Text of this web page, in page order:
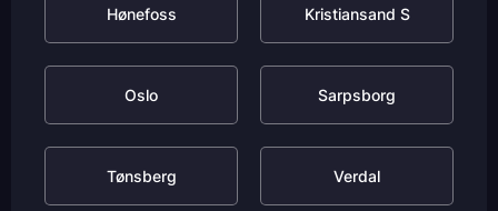
Hønefoss Kristiansand S
Oslo Sarpsborg
Tønsberg Verdal